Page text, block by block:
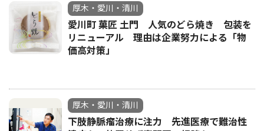
厚木・愛川・清川
愛川町 菓匠 土門 人気のどら焼き 包装を
リニューアル 理由は企業努力による「物
価高対策」
厚木・愛川・清川
下肢静脈瘤治療に注力 先進医療で難治性